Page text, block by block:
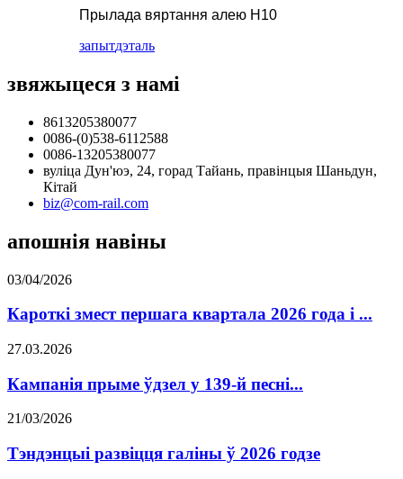
Прылада вяртання алею H10
запытдэталь
звяжыцеся з намі
8613205380077
0086-(0)538-6112588
0086-13205380077
вуліца Дун'юэ, 24, горад Тайань, правінцыя Шаньдун,
Кітай
biz@com-rail.com
апошнія навіны
03/04/2026
Кароткі змест першага квартала 2026 года і ...
27.03.2026
Кампанія прыме ўдзел у 139-й песні...
21/03/2026
Тэндэнцыі развіцця галіны ў 2026 годзе